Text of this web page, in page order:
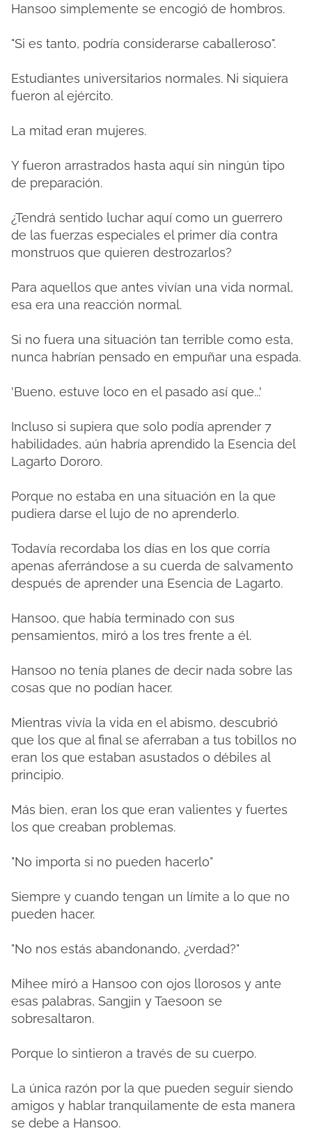
Hansoo simplemente se encogió de hombros.
"Si es tanto, podría considerarse caballeroso".
Estudiantes universitarios normales. Ni siquiera
fueron al ejército.
La mitad eran mujeres.
Y fueron arrastrados hasta aquí sin ningún tipo
de preparación.
¿Tendrá sentido luchar aquí como un guerrero
de las fuerzas especiales el primer día contra
monstruos que quieren destrozarlos?
Para aquellos que antes vivían una vida normal,
esa era una reacción normal.
Si no fuera una situación tan terrible como esta,
nunca habrían pensado en empuñar una espada.
'Bueno, estuve loco en el pasado así que...'
Incluso si supiera que solo podía aprender 7
habilidades, aún habría aprendido la Esencia del
Lagarto Dororo.
Porque no estaba en una situación en la que
pudiera darse el lujo de no aprenderlo.
Todavía recordaba los días en los que corría
apenas aferrándose a su cuerda de salvamento
después de aprender una Esencia de Lagarto.
Hansoo, que había terminado con sus
pensamientos, miró a los tres frente a él.
Hansoo no tenía planes de decir nada sobre las
cosas que no podían hacer.
Mientras vivía la vida en el abismo, descubrió
que los que al final se aferraban a tus tobillos no
eran los que estaban asustados o débiles al
principio.
Más bien, eran los que eran valientes y fuertes
los que creaban problemas.
"No importa si no pueden hacerlo"
Siempre y cuando tengan un límite a lo que no
pueden hacer.
"No nos estás abandonando, ¿verdad?"
Mihee miró a Hansoo con ojos llorosos y ante
esas palabras, Sangjin y Taesoon se
sobresaltaron.
Porque lo sintieron a través de su cuerpo.
La única razón por la que pueden seguir siendo
amigos y hablar tranquilamente de esta manera
se debe a Hansoo.